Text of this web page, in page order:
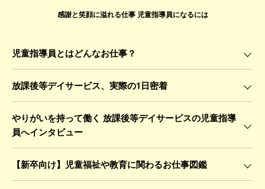
感謝と笑顔に溢れる仕事 児童指導員になるには
児童指導員とはどんなお仕事？
放課後等デイサービス、実際の1日密着
やりがいを持って働く 放課後等デイサービスの児童指導
員へインタビュー
【新卒向け】児童福祉や教育に関わるお仕事図鑑